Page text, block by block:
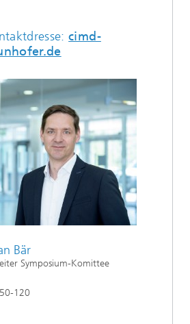
cimd-
Bär
Symposium-Komittee
120